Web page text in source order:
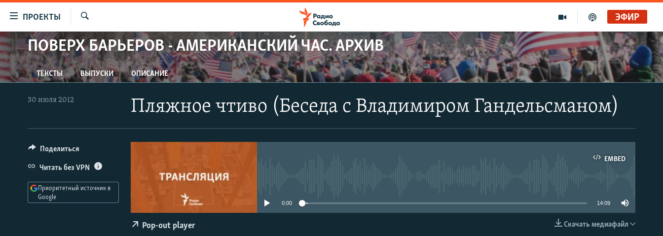
упрощенного
доступа
Вернуться
к
основному
главной
Вернутся
ПРОЕКТЫ
ПРОГРАММЫ
ПОДКАСТЫ
АВТОРСКИЕ ПРОЕКТЫ
ЦИТАТЫ СВОБОДЫ
IDEL.РЕАЛИИ
КАВКАЗ.РЕАЛИИ
СЕВЕР.РЕАЛИИ
СИБИРЬ.РЕАЛИИ
Искать
ЭФИР
ПОВЕРХ БАРЬЕРОВ - АМЕРИКАНСКИЙ ЧАС. АРХИВ
ТЕКСТЫ ВЫПУСКИ ОПИСАНИЕ
Пляжное чтиво (Беседа с Владимиром Гандельсманом)
30 июля 2012
EMBED
EMBED
0:00 14:09
Скачать медиафайл
Pop-out player
Поделиться
Читать без VPN
Приоритетный источник в
Google